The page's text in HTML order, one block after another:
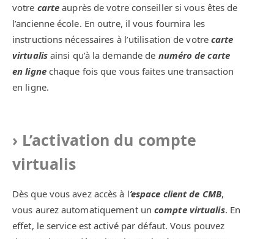
votre carte auprès de votre conseiller si vous êtes de
l’ancienne école. En outre, il vous fournira les
instructions nécessaires à l’utilisation de votrecarte
virtualis ainsi qu’à la demande de numéro de carte
en lignechaque fois que vous faites une transaction
en ligne.
L’activation du compte
virtualis
Dès que vous avez accès à l’espace client de CMB,
vous aurez automatiquement uncompte virtualis. En
effet, le service est activé par défaut. Vous pouvez